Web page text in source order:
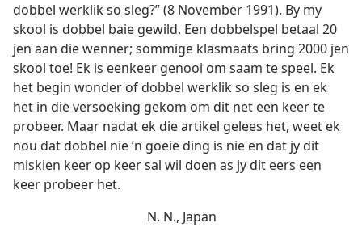
dobbel werklik so sleg?” (8 November 1991). By my
skool is dobbel baie gewild. Een dobbelspel betaal 20
jen aan die wenner; sommige klasmaats bring 2000 jen
skool toe! Ek is eenkeer genooi om saam te speel. Ek
het begin wonder of dobbel werklik so sleg is en ek
het in die versoeking gekom om dit net een keer te
probeer. Maar nadat ek die artikel gelees het, weet ek
nou dat dobbel nie ’n goeie ding is nie en dat jy dit
miskien keer op keer sal wil doen as jy dit eers een
keer probeer het.
N. N., Japan